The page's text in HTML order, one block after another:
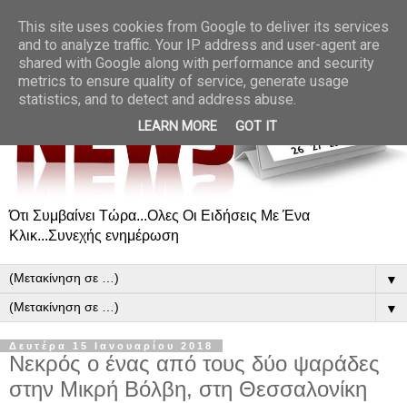
Ότι Συμβαίνει Τώρα...Ολες Οι Ειδήσεις Με Ένα
Κλικ...Συνεχής ενημέρωση
▼
▼
Δευτέρα 15 Ιανουαρίου 2018
Νεκρός ο ένας από τους δύο ψαράδες
στην Μικρή Βόλβη, στη Θεσσαλονίκη
This site uses cookies from Google to deliver its services
and to analyze traffic. Your IP address and user-agent are
shared with Google along with performance and security
metrics to ensure quality of service, generate usage
statistics, and to detect and address abuse.
LEARN MORE GOT IT